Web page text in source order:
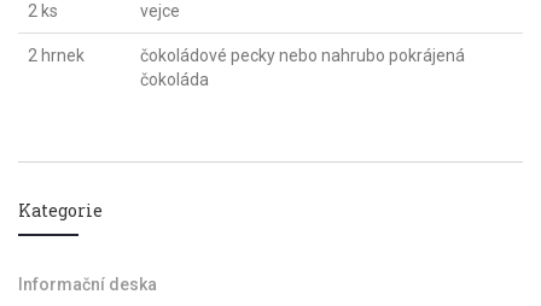
2 ks vejce
2 hrnek
čokoládové pecky nebo nahrubo pokrájená
čokoláda
Kategorie
Informační deska